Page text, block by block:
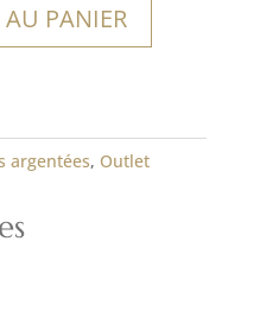
AU PANIER
argentées, Outlet